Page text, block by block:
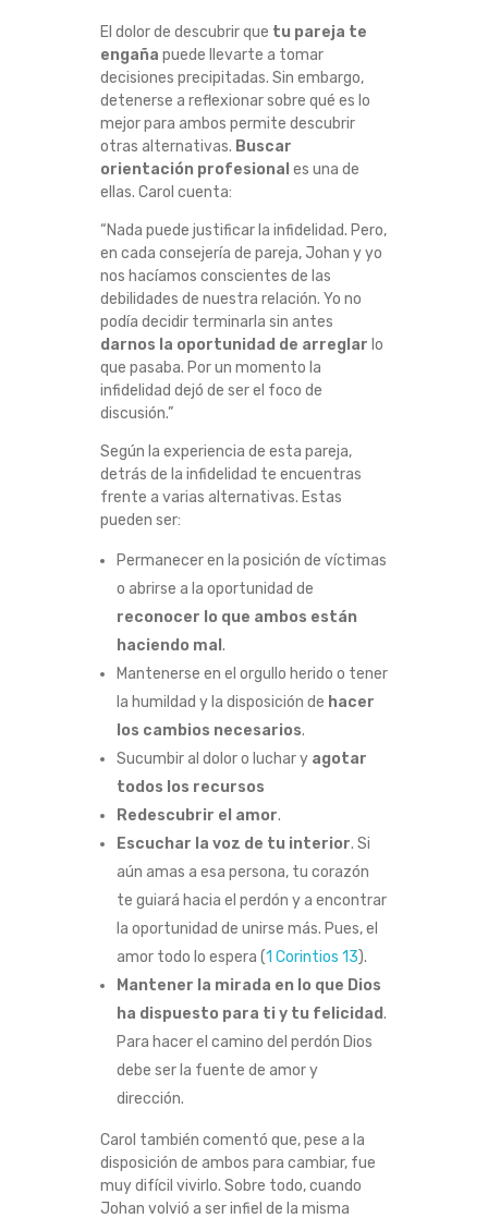
El dolor de descubrir que tu pareja te
engaña puede llevarte a tomar
decisiones precipitadas. Sin embargo,
detenerse a reflexionar sobre qué es lo
mejor para ambos permite descubrir
otras alternativas. Buscar
orientación profesional es una de
ellas. Carol cuenta:
“Nada puede justificar la infidelidad. Pero,
en cada consejería de pareja, Johan y yo
nos hacíamos conscientes de las
debilidades de nuestra relación. Yo no
podía decidir terminarla sin antes
darnos la oportunidad de arreglar lo
que pasaba. Por un momento la
infidelidad dejó de ser el foco de
discusión.”
Según la experiencia de esta pareja,
detrás de la infidelidad te encuentras
frente a varias alternativas. Estas
pueden ser:
Permanecer en la posición de víctimas
o abrirse a la oportunidad de
reconocer lo que ambos están
haciendo mal.
Mantenerse en el orgullo herido o tener
la humildad y la disposición de hacer
los cambios necesarios.
Sucumbir al dolor o luchar y agotar
todos los recursos
Redescubrir el amor.
Escuchar la voz de tu interior. Si
aún amas a esa persona, tu corazón
te guiará hacia el perdón y a encontrar
la oportunidad de unirse más. Pues, el
amor todo lo espera (1 Corintios 13).
Mantener la mirada en lo que Dios
ha dispuesto para ti y tu felicidad.
Para hacer el camino del perdón Dios
debe ser la fuente de amor y
dirección.
Carol también comentó que, pese a la
disposición de ambos para cambiar, fue
muy difícil vivirlo. Sobre todo, cuando
Johan volvió a ser infiel de la misma